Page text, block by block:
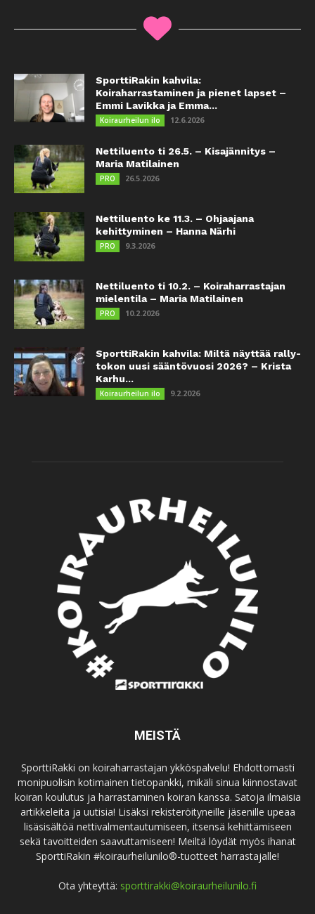
SporttiRakin kahvila:
Koiraharrastaminen ja pienet lapset –
Emmi Lavikka ja Emma...
Koiraurheilun ilo 12.6.2026
Nettiluento ti 26.5. – Kisajännitys –
Maria Matilainen
PRO 26.5.2026
Nettiluento ke 11.3. – Ohjaajana
kehittyminen – Hanna Närhi
PRO 9.3.2026
Nettiluento ti 10.2. – Koiraharrastajan
mielentila – Maria Matilainen
PRO 10.2.2026
SporttiRakin kahvila: Miltä näyttää rally-
tokon uusi sääntövuosi 2026? – Krista
Karhu...
Koiraurheilun ilo 9.2.2026
MEISTÄ
SporttiRakki on koiraharrastajan ykköspalvelu! Ehdottomasti
monipuolisin kotimainen tietopankki, mikäli sinua kiinnostavat
koiran koulutus ja harrastaminen koiran kanssa. Satoja ilmaisia
artikkeleita ja uutisia! Lisäksi rekisteröityneille jäsenille upeaa
lisäsisältöä nettivalmentautumiseen, itsensä kehittämiseen
sekä tavoitteiden saavuttamiseen! Meiltä löydät myös ihanat
SporttiRakin #koiraurheilunilo®-tuotteet harrastajalle!
Ota yhteyttä: sporttirakki@koiraurheilunilo.fi